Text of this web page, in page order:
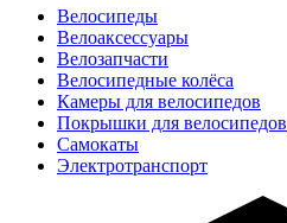
Велосипеды
Велоаксессуары
Велозапчасти
Велосипедные колёса
Камеры для велосипедов
Покрышки для велосипедов
Самокаты
Электротранспорт